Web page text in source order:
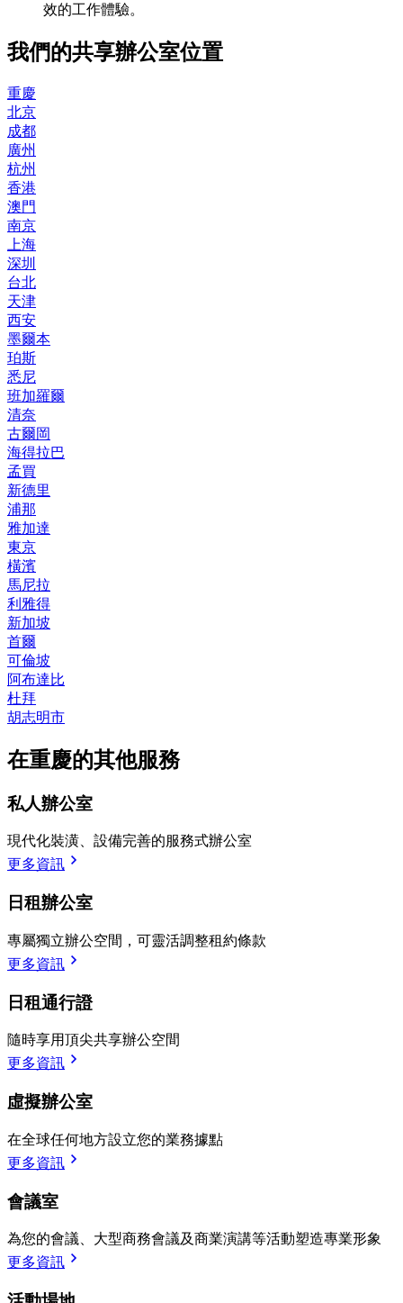
效的工作體驗。
我們的共享辦公室位置
重慶
北京
成都
廣州
杭州
香港
澳門
南京
上海
深圳
台北
天津
西安
墨爾本
珀斯
悉尼
班加羅爾
清奈
古爾岡
海得拉巴
孟買
新德里
浦那
雅加達
東京
橫濱
馬尼拉
利雅得
新加坡
首爾
可倫坡
阿布達比
杜拜
胡志明市
在重慶的其他服務
私人辦公室
現代化裝潢、設備完善的服務式辦公室
更多資訊
日租辦公室
專屬獨立辦公空間，可靈活調整租約條款
更多資訊
日租通行證
隨時享用頂尖共享辦公空間
更多資訊
虛擬辦公室
在全球任何地方設立您的業務據點
更多資訊
會議室
為您的會議、大型商務會議及商業演講等活動塑造專業形象
更多資訊